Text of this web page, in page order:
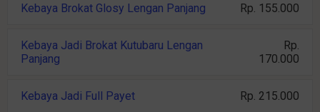
Kebaya Brokat Glosy Lengan Panjang Rp. 155.000
Kebaya Jadi Brokat Kutubaru Lengan
Panjang
Rp.
170.000
Kebaya Jadi Full Payet Rp. 215.000